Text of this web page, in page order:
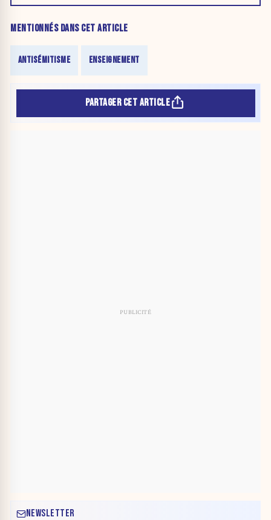
MENTIONNÉS DANS CET ARTICLE
ANTISÉMITISME ENSEIGNEMENT
PARTAGER CET ARTICLE
NEWSLETTER